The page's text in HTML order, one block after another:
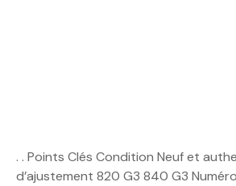
. . Points Clés Condition Neuf et
d’ajustement 820 G3 840 G3